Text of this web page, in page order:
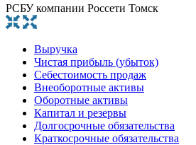
РСБУ компании Россети Томск
Выручка
Чистая прибыль (убыток)
Себестоимость продаж
Внеоборотные активы
Оборотные активы
Капитал и резервы
Долгосрочные обязательства
Краткосрочные обязательства